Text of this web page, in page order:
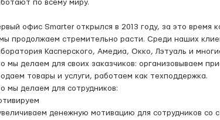
по всему миру.
офис Smarter открылся в 2013 году, за это время
продолжаем стремительно расти. Среди наших
Касперского, Амедиа, Окко, Лэтуаль и
мы делаем для своих заказчиков: организовываем
товары и услуги, работаем как техподдержка.
мы делаем для сотрудников:
денежную мотивацию для сотрудников со